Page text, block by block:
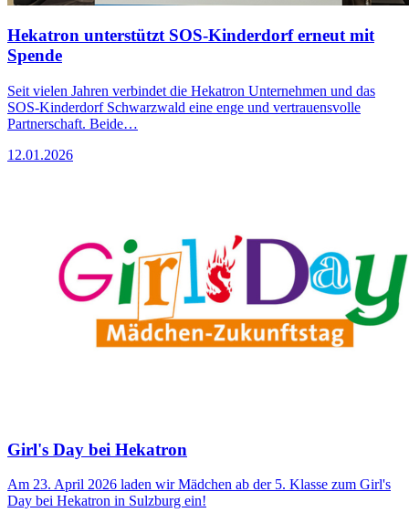
Hekatron unterstützt SOS-Kinderdorf erneut mit
Spende
Seit vielen Jahren verbindet die Hekatron Unternehmen und das
SOS-Kinderdorf Schwarzwald eine enge und vertrauensvolle
Partnerschaft. Beide…
12.01.2026
Girl's Day bei Hekatron
Am 23. April 2026 laden wir Mädchen ab der 5. Klasse zum Girl's
Day bei Hekatron in Sulzburg ein!